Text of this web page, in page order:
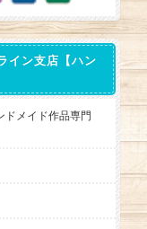
イン支店【ハン
メイド作品専門